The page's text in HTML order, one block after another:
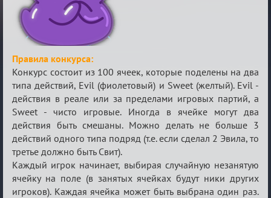
Правила конкурса:
Конкурс состоит из 100 ячеек, которые поделены на два
типа действий, Evil (фиолетовый) и Sweet (желтый). Evil -
действия в реале или за пределами игровых партий, а
Sweet - чисто игровые. Иногда в ячейке могут два
действия быть смешаны. Можно делать не больше 3
действий одного типа подряд (т.е. если сделал 2 Эвила, то
третье должно быть Свит).
Каждый игрок начинает, выбирая случайную незанятую
ячейку на поле (в занятых ячейках будут ники других
игроков). Каждая ячейка может быть выбрана один раз.